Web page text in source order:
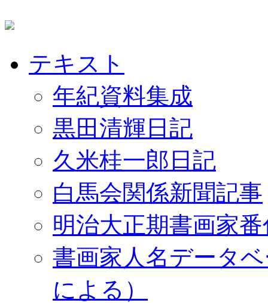
テキスト
年紀資料集成
黒田清輝日記
久米桂一郎日記
白馬会関係新聞記事
明治大正期書画家
書画家人名データ
による）